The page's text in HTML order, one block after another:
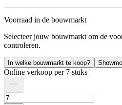
Voorraad in de bouwmarkt
Selecteer jouw bouwmarkt om de
controleren.
In welke bouwmarkt te koop?
Online verkoop per 7 stuks